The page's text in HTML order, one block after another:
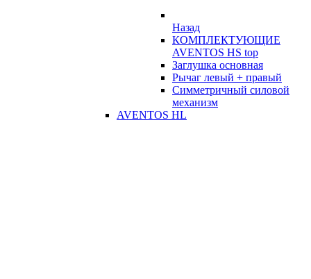
Назад
КОМПЛЕКТУЮЩИЕ
AVENTOS HS top
Заглушка основная
Рычаг левый + правый
Симметричный силовой
механизм
AVENTOS HL